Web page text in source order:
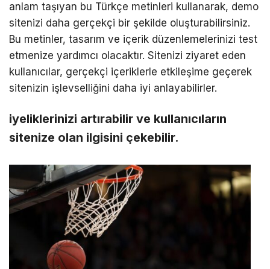
anlam taşıyan bu Türkçe metinleri kullanarak, demo
sitenizi daha gerçekçi bir şekilde oluşturabilirsiniz.
Bu metinler, tasarım ve içerik düzenlemelerinizi test
etmenize yardımcı olacaktır. Sitenizi ziyaret eden
kullanıcılar, gerçekçi içeriklerle etkileşime geçerek
sitenizin işlevselliğini daha iyi anlayabilirler.
iyeliklerinizi artırabilir ve kullanıcıların
sitenize olan ilgisini çekebilir.